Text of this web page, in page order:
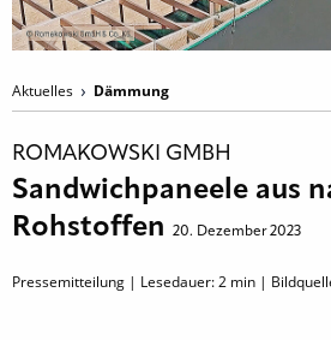
Aktuelles Dämmung
ROMAKOWSKI GMBH
Sandwichpaneele aus
Rohstoffen
20. Dezember 2023
Pressemitteilung | Lesedauer:2 min |